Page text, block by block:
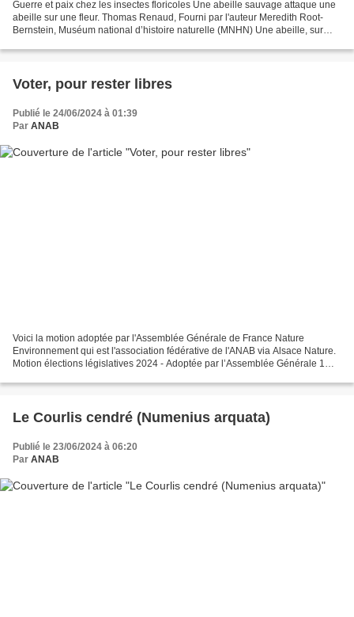
Guerre et paix chez les insectes floricoles Une abeille sauvage attaque une
abeille sur une fleur. Thomas Renaud, Fourni par l'auteur Meredith Root-
Bernstein, Muséum national d’histoire naturelle (MNHN) Une abeille, sur
Voter, pour rester libres
Publié le 24/06/2024 à 01:39
Par ANAB
Voici la motion adoptée par l'Assemblée Générale de France Nature
Environnement qui est l'association fédérative de l'ANAB via Alsace Nature.
Motion élections législatives 2024 - Adoptée par l’Assemblée Générale 1
Le Courlis cendré (Numenius arquata)
Publié le 23/06/2024 à 06:20
Par ANAB